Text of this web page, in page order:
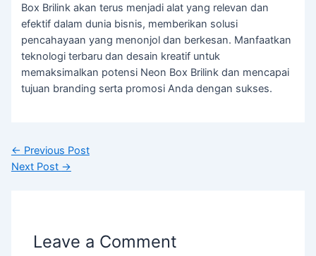
Box Brilink akan terus menjadi alat yang relevan dan
efektif dalam dunia bisnis, memberikan solusi
pencahayaan yang menonjol dan berkesan. Manfaatkan
teknologi terbaru dan desain kreatif untuk
memaksimalkan potensi Neon Box Brilink dan mencapai
tujuan branding serta promosi Anda dengan sukses.
← Previous Post
Next Post →
Leave a Comment